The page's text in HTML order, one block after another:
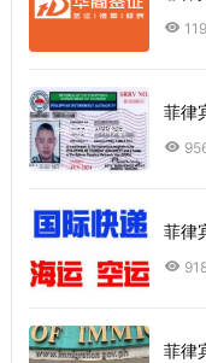
菲律
菲律
菲律